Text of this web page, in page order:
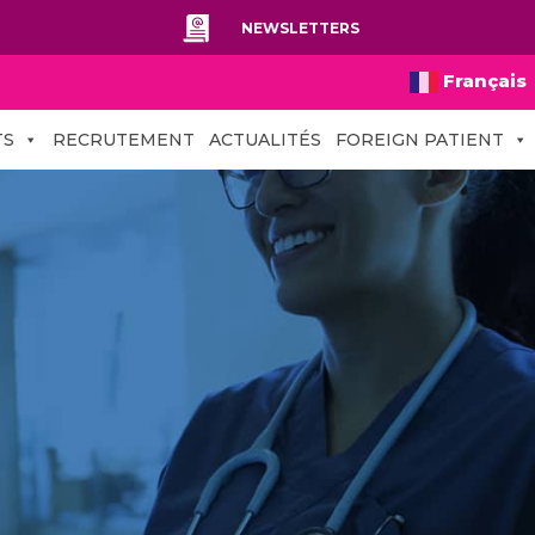
NEWSLETTERS
RECRUTEMENT ACTUALITÉS FOREIGN PATIENT
Français